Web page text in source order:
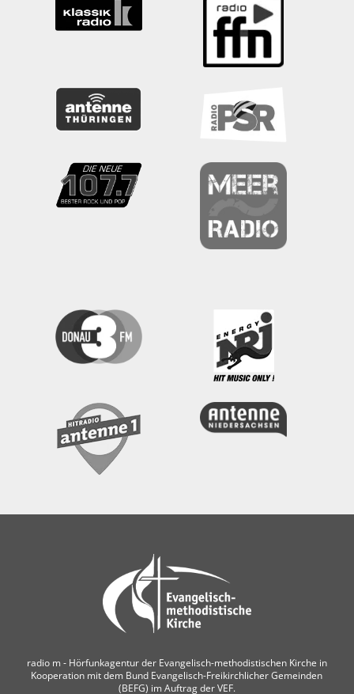
radio m ‐ Hörfunkagentur der Evangelisch-methodistischen Kirche in
Kooperation mit dem Bund Evangelisch-Freikirchlicher Gemeinden
(BEFG) im Auftrag der VEF.